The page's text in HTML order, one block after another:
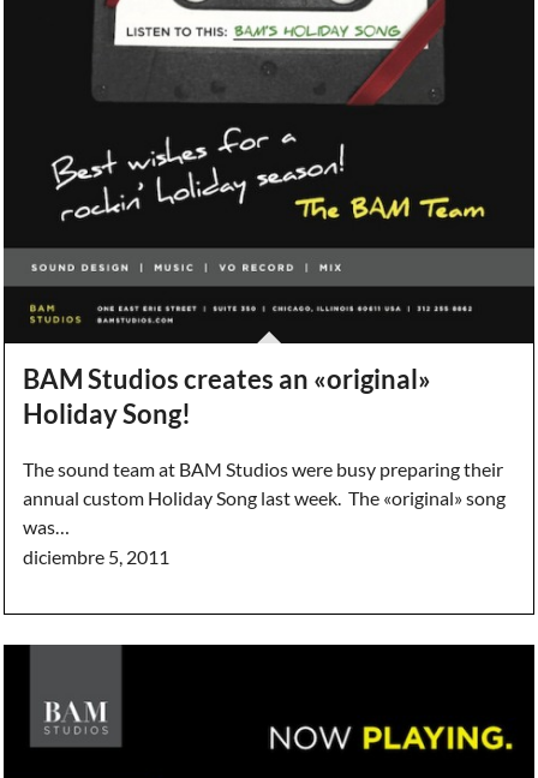
BAM Studios creates an «original»
Holiday Song!
The sound team at BAM Studios were busy preparing their
annual custom Holiday Song last week. The «original» song
was…
diciembre 5, 2011